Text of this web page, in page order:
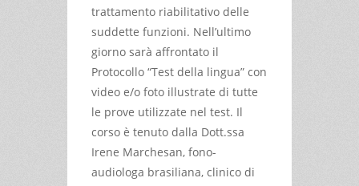
trattamento riabilitativo delle
suddette funzioni. Nell’ultimo
giorno sarà affrontato il
Protocollo “Test della lingua” con
video e/o foto illustrate di tutte
le prove utilizzate nel test. Il
corso è tenuto dalla Dott.ssa
Irene Marchesan, fono-
audiologa brasiliana, clinico di